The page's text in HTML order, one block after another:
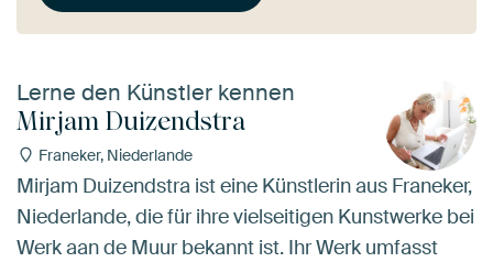
Lerne den Künstler kennen
Mirjam Duizendstra
Franeker, Niederlande
Mirjam Duizendstra ist eine Künstlerin aus Franeker,
Niederlande, die für ihre vielseitigen Kunstwerke bei
Werk aan de Muur bekannt ist. Ihr Werk umfasst